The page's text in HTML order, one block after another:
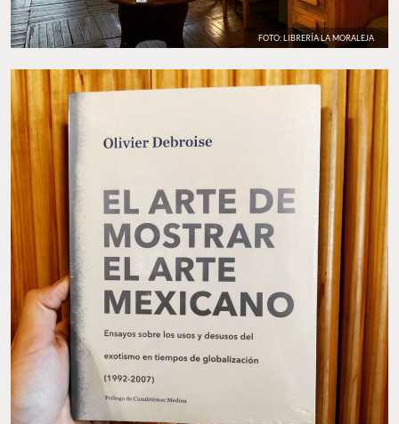
FOTO: LIBRERÍA LA MORALEJA